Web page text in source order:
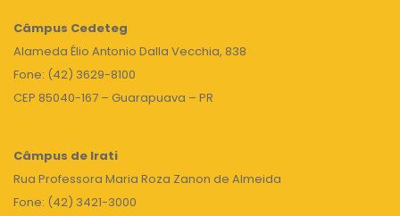
Câmpus Cedeteg
Alameda Élio Antonio Dalla Vecchia, 838
Fone: (42) 3629-8100
CEP 85040-167 – Guarapuava – PR
Câmpus de Irati
Rua Professora Maria Roza Zanon de Almeida
Fone: (42) 3421-3000